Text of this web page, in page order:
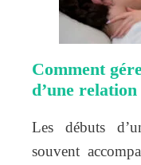
Comment
d’une
Les débuts
souvent